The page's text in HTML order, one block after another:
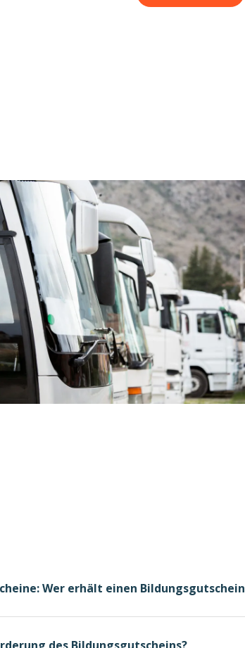
Wer erhält einen Bildungsgutschein